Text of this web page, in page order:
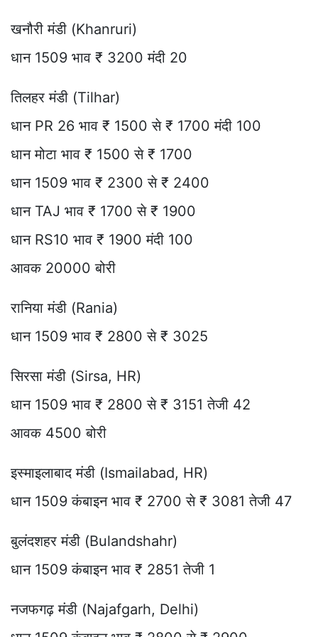
खनौरी मंडी (Khanruri)
धान 1509 भाव ₹ 3200 मंदी 20
तिलहर मंडी (Tilhar)
धान PR 26 भाव ₹ 1500 से ₹ 1700 मंदी 100
धान मोटा भाव ₹ 1500 से ₹ 1700
धान 1509 भाव ₹ 2300 से ₹ 2400
धान TAJ भाव ₹ 1700 से ₹ 1900
धान RS10 भाव ₹ 1900 मंदी 100
आवक 20000 बोरी
रानिया मंडी (Rania)
धान 1509 भाव ₹ 2800 से ₹ 3025
सिरसा मंडी (Sirsa, HR)
धान 1509 भाव ₹ 2800 से ₹ 3151 तेजी 42
आवक 4500 बोरी
इस्माइलाबाद मंडी (Ismailabad, HR)
धान 1509 कंबाइन भाव ₹ 2700 से ₹ 3081 तेजी 47
बुलंदशहर मंडी (Bulandshahr)
धान 1509 कंबाइन भाव ₹ 2851 तेजी 1
नजफगढ़ मंडी (Najafgarh, Delhi)